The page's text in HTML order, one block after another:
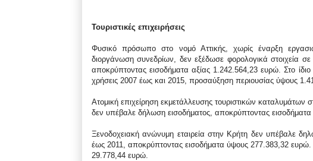
Τουριστικές επιχειρήσεις
Φυσικό πρόσωπο στο νομό Αττικής, χωρίς έναρξη
διοργάνωση συνεδρίων, δεν εξέδωσε φορολογικά στοιχεία
αποκρύπτοντας εισοδήματα αξίας 1.242.564,23 ευρώ. Στο
χρήσεις 2007 έως και 2015, προσαύξηση περιουσίας ύψους
Ατομική επιχείρηση εκμετάλλευσης τουριστικών καταλυμάτων
δεν υπέβαλε δήλωση εισοδήματος, αποκρύπτοντας
Ξενοδοχειακή ανώνυμη εταιρεία στην Κρήτη δεν υπέβαλε
έως 2011, αποκρύπτοντας εισοδήματα ύψους 277.383,32
29.778,44 ευρώ.